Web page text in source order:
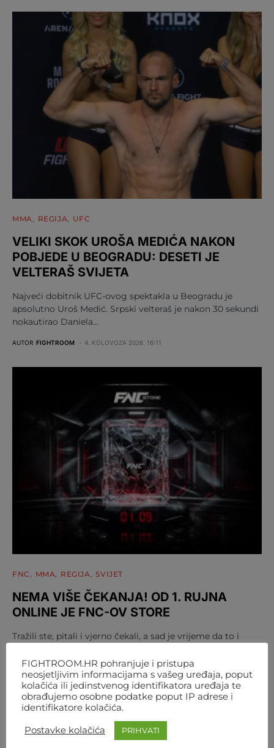
MMA REGIJA UFC
VELIKI SKOK UROŠA MEDIĆA NAKON
POBJEDE U BEOGRADU: DESETI JE
VELTERAŠ SVIJETA
Najveći dobitnik UFC-ovog spektakla u Beogradu je
apsolutno Uroš Medić. Srpski velteraš je nakon 30 sekundi
nokautirao Daniela…
AUTOR FIGHTROOM 4. KOLOVOZA 2026. 16:11
FNC MMA REGIJA SVIJET
NEMA VIŠE ČEKANJA! OD 1. RUJNA
ONLINE JE FNC-OV STORE
Tražili ste, pitali i vjerno čekali, a sad je vrijeme da to i
FIGHTROOM 4. KOLOVOZA 2026. 12:07
FIGHTROOM.HR pohranjuje i pristupa
neosjetljivim informacijama s vašeg uređaja, poput
kolačića ili jedinstvenog identifikatora uređaja te
obrađujemo osobne podatke poput IP adrese i
identifikatore kolačića.
Postavke kolačića PRIHVATI